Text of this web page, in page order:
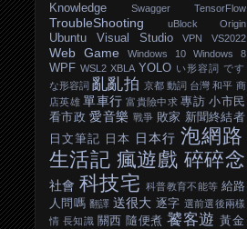
Knowledge
Swagger TensorFlow
TroubleShooting uBlock Origin
Ubuntu Visual Studio VPN VS2022
Web Game Windows 10 Windows 8
WPF WSL2 XBLA YOLO い形容詞 です
な形容詞 亂亂拍 京都 動詞 台灣 和平 商
店英雄 單車行 富貴險中求 專訪 小市民
看市政 愛音樂 戰爭 敗家 新聞終結者
日文筆記
日本 日本行 泡網路
生活記 瘋遊戲 碎碎念
社會 科技宅 科普教育不能等 給路
人問嗎 翻譯 送很大 逐字 選前選後兩樣
情 長知識 關西 隨便煮 饕客遊 黃金